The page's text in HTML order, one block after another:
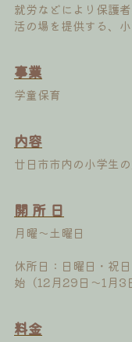
就労などにより保護
活の場を提供する、
事業
学童保育
内容
廿日市市内の小学生
開 所 日
月曜〜土曜日
休所日：日曜日・祝
始（12月29日〜1月3
料金